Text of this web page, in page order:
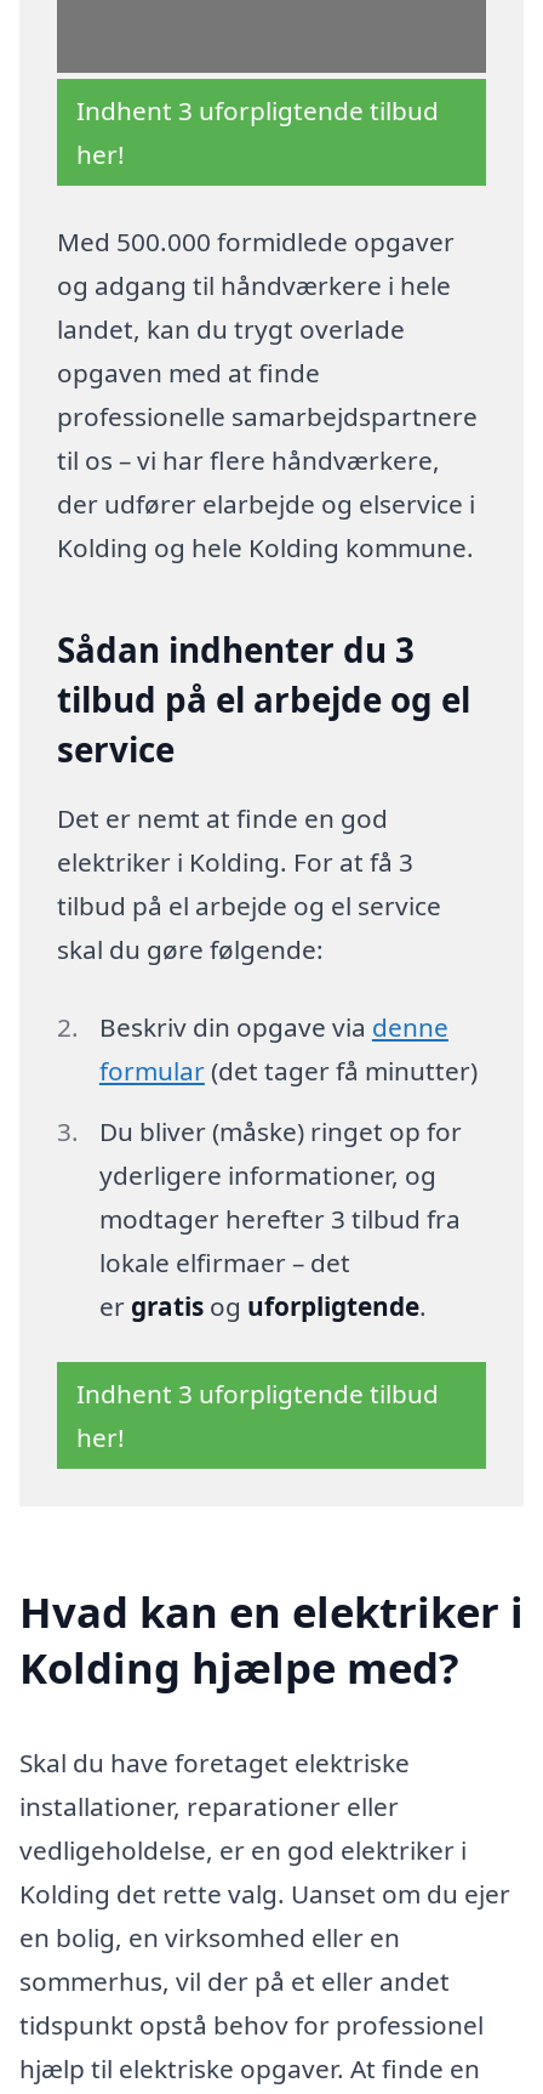
Indhent 3 uforpligtende tilbud
her!
Med 500.000 formidlede opgaver
og adgang til håndværkere i hele
landet, kan du trygt overlade
opgaven med at finde
professionelle samarbejdspartnere
til os – vi har flere håndværkere,
der udfører elarbejde og elservice i
Kolding og hele Kolding kommune.
Sådan indhenter du 3
tilbud på el arbejde og el
service
Det er nemt at finde en god
elektriker i Kolding. For at få 3
tilbud på el arbejde og el service
skal du gøre følgende:
Beskriv din opgave via denne
formular(det tager få minutter)
Du bliver (måske) ringet op for
yderligere informationer, og
modtager herefter 3 tilbud fra
lokale elfirmaer – det
er gratisog uforpligtende.
Indhent 3 uforpligtende tilbud
her!
Hvad kan en elektriker i
Kolding hjælpe med?
Skal du have foretaget elektriske
installationer, reparationer eller
vedligeholdelse, er en god elektriker i
Kolding det rette valg. Uanset om du ejer
en bolig, en virksomhed eller en
sommerhus, vil der på et eller andet
tidspunkt opstå behov for professionel
hjælp til elektriske opgaver. At finde en